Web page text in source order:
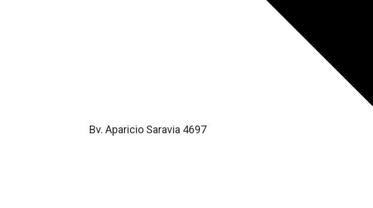
Bv. Aparicio Saravia 4697